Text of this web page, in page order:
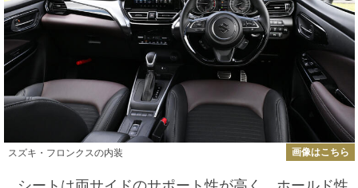
スズキ・フロンクスの内装 画像はこちら